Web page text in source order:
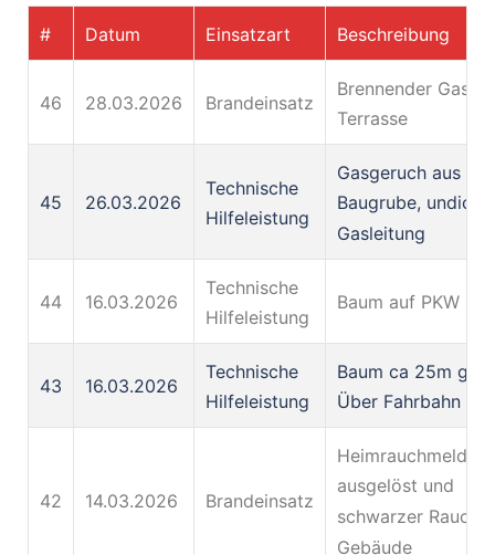
# Datum Einsatzart Beschreibung
46 28.03.2026 Brandeinsatz
Brennender
Terrasse
45 26.03.2026
Technische
Hilfeleistung
Gasgeruch aus
Baugrube,
Gasleitung
44 16.03.2026
Technische
Hilfeleistung
Baum auf PKW
43 16.03.2026
Technische
Hilfeleistung
Baum ca 25m
Über Fahrbahn
42 14.03.2026 Brandeinsatz
Heimrauchmelder
ausgelöst und
schwarzer Rauch
Gebäude